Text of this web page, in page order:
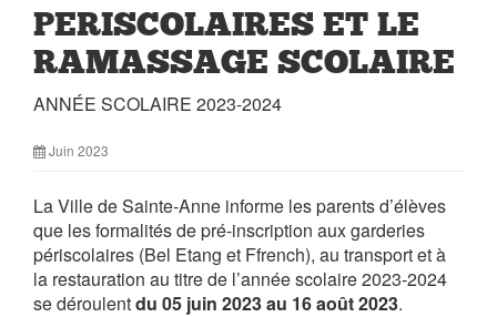
PERISCOLAIRES ET LE
RAMASSAGE SCOLAIRE
ANNÉE SCOLAIRE 2023-2024
Juin 2023
La Ville de Sainte-Anne informe les parents d’élèves
que les formalités de pré-inscription aux garderies
périscolaires (Bel Etang et Ffrench), au transport et à
la restauration au titre de l’année scolaire 2023-2024
se déroulentdu 05 juin 2023 au 16 août 2023.